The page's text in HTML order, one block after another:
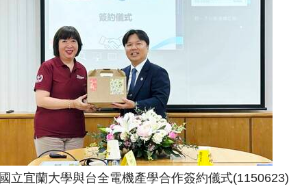
國立宜蘭大學與台全電機產學合作簽約儀式(1150623)